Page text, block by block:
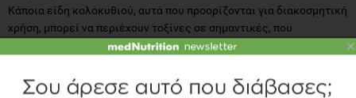
Κάποια είδη κολοκυθιού, αυτά που προορίζονται για διακοσμητική
χρήση, μπορεί να περιέχουν τοξίνες σε σημαντικές, που
ονομάζονται κουκουρμπικίνες, οι οποίες για τον άνθρωπο έχουν
περιπτώσεις που συγγενικά είδη κολοκυθιών καλλιεργούνται σε
×